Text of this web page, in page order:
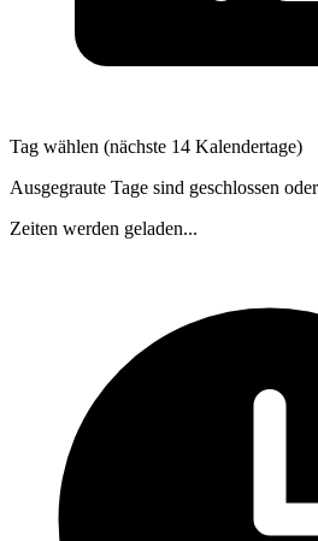
Tag wählen (nächste 14 Kalendertage)
Ausgegraute Tage sind geschlossen
Zeiten werden geladen...